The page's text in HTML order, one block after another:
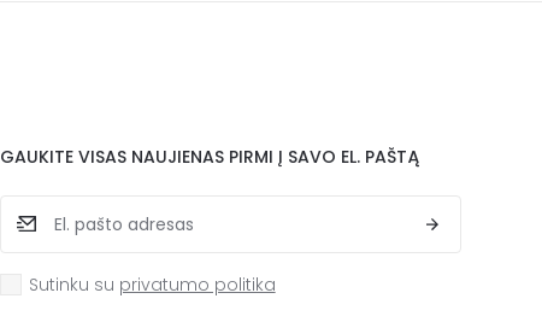
GAUKITE VISAS NAUJIENAS PIRMI Į SAVO EL. PAŠTĄ
Sutinku su privatumo politika